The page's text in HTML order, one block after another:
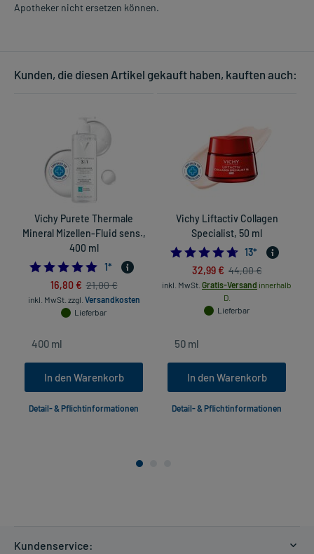
Apotheker nicht ersetzen können.
Kunden, die diesen Artikel gekauft haben, kauften auch:
Vichy Purete Thermale
Mineral Mizellen-Fluid sens.,
400 ml
5.0
1*
16,80 € 21,00 €
inkl. MwSt. zzgl. Versandkosten
Lieferbar
In den Warenkorb
Detail- & Pflichtinformationen
Vichy Liftactiv Collagen
Specialist, 50 ml
13*
32,99 € 44,00 €
inkl. MwSt. Gratis-Versand innerhalb
D.
Lieferbar
In den Warenkorb
Detail- & Pflichtinformationen
Kundenservice: